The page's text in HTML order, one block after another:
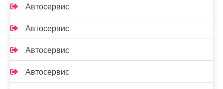
Автосервис
Автосервис
Автосервис
Автосервис